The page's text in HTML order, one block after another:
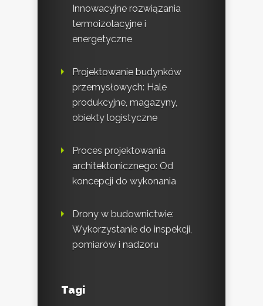
Innowacyjne rozwiązania
termoizolacyjne i
energetyczne
Projektowanie budynków
przemysłowych: Hale
produkcyjne, magazyny,
obiekty logistyczne
Proces projektowania
architektonicznego: Od
koncepcji do wykonania
Drony w budownictwie:
Wykorzystanie do inspekcji,
pomiarów i nadzoru
Tagi